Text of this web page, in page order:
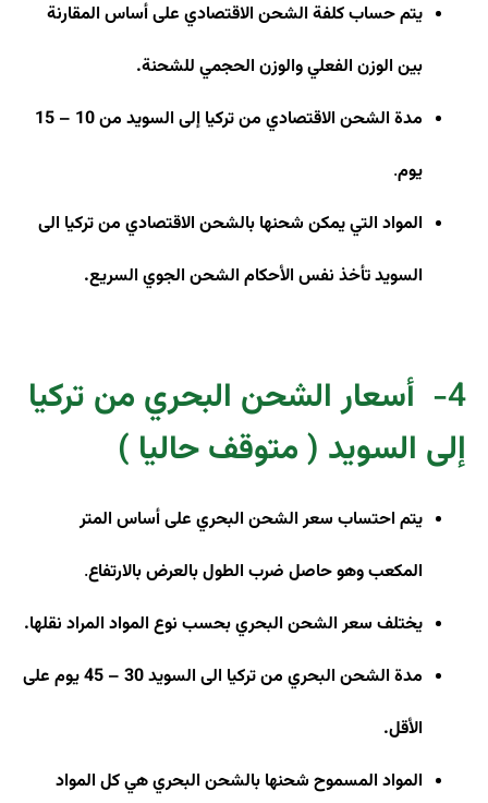
يتم حساب كلفة الشحن الاقتصادي على أساس المقارنة
بين الوزن الفعلي والوزن الحجمي للشحنة.
مدة الشحن الاقتصادي من تركيا إلى السويد من 10 – 15
يوم.
المواد التي يمكن شحنها بالشحن الاقتصادي من تركيا الى
السويد تأخذ نفس الأحكام الشحن الجوي السريع.
4-
أسعار الشحن البحري من تركيا
إلى السويد ( متوقف حاليا )
يتم احتساب سعر الشحن البحري على أساس المتر
المكعب وهو حاصل ضرب الطول بالعرض بالارتفاع.
يختلف سعر الشحن البحري بحسب نوع المواد المراد نقلها.
مدة الشحن البحري من تركيا الى السويد 30 – 45 يوم على
الأقل.
المواد المسموح شحنها بالشحن البحري هي كل المواد